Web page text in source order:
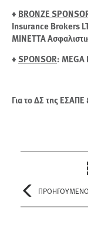
♦ BRONZE
Insurance Brokers
ΜΙΝΕΤΤΑ
♦SPONSOR: MEGA
Για το ΔΣ της
ΠΡΟΗΓΟΥΜΕΝΟ